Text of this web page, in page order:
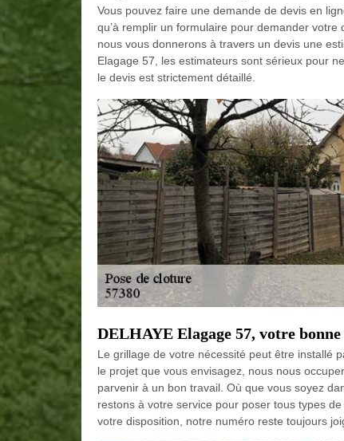
Vous pouvez faire une demande de devis en
qu’à remplir un formulaire pour demander
nous vous donnerons à travers un devis une
Elagage 57, les estimateurs sont sérieux pour
le devis est strictement détaillé.
DELHAYE Elagage 57, votre
Le grillage de votre nécessité peut être installé
le projet que vous envisagez, nous nous
parvenir à un bon travail. Où que vous soyez
restons à votre service pour poser tous types
votre disposition, notre numéro reste toujours